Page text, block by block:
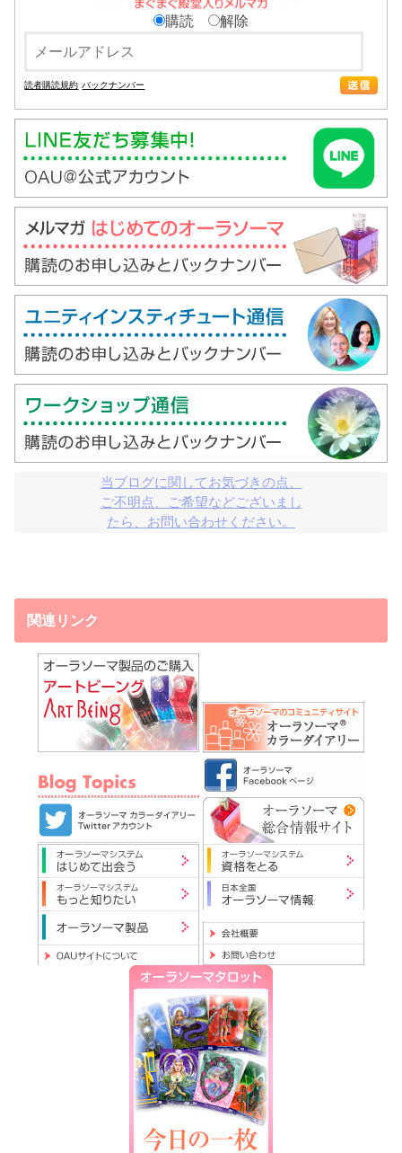
購読 解除
読者購読規約 バックナンバー
当ブログに関してお気づきの点、
ご不明点、ご希望などございまし
たら、お問い合わせください。
関連リンク